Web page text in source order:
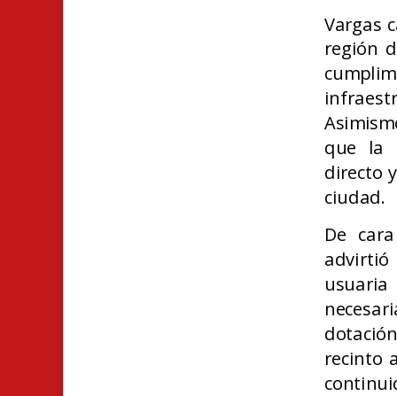
Vargas
región
que la
directo
ciudad.
De
recinto